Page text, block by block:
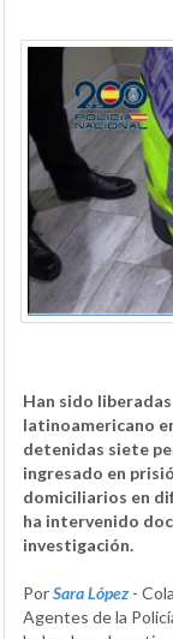
Han sido
latinoamericano
detenidas siete
ingresado en
domiciliarios en
ha intervenido
investigación.
PorSara López -
Agentes de la